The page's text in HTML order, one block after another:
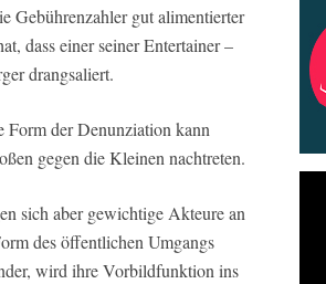
Gebührenzahler gut alimentierter
dass einer seiner Entertainer –
drangsaliert.
Form der Denunziation kann
gegen die Kleinen nachtreten.
sich aber gewichtige Akteure an
des öffentlichen Umgangs
wird ihre Vorbildfunktion ins